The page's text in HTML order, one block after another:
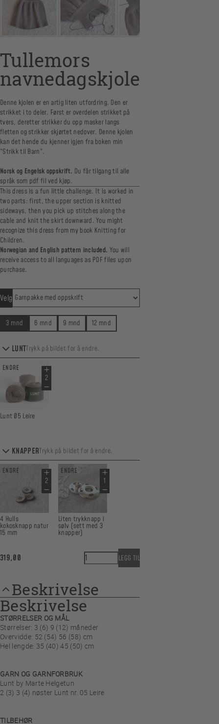
Tullemors
navnedagskjole
Denne kjolen er en artig liten utfordring. Den er
strikket i to deler. Først er overdelen strikket på
tvers, deretter strikker du opp masker langs
fletten og strikker skjørtet nedover. Denne kjolen
kan det hende du kjenner igjen fra boken min
“Strikk til Barn”.
Norsk og Engelsk oppskrift. Du får tilgang til alle
språk som pdf fil ved kjøp.
This dress is a fun little challenge. It is worked in
two parts: first, the upper section is knitted
sideways, then you pick up stitches along the
cable and knit the skirt downward. You might
recognize this dress from my book Knitting for
Children.
Norwegian and English pattern included. You will
receive access to all languages as PDF files upon
purchase.
Velg
3 mnd 6 mnd 9 mnd 12 mnd
LUNTTrykk på bildet for å endre.
ENDRE
Lunt 05 Leire
KNAPPERTrykk på bildet for å endre.
ENDRE
4 Hulls
kokosknapp natur
15 mm
ENDRE
Liten trykknapp i
sølv (sett med 3
knapper)
319,00 Tullemors navnedagskjole antall
LEGG TIL
Beskrivelse
Beskrivelse
STØRRELSER OG MÅL
Størrelser: 3 (6) 9 (12) måneder
Overvidde: 52 (54) 56 (58) cm
Hel lengde: 35 (40) 45 (50) cm
GARN OG GARNFORBRUK
Lunt by Marte Helgetun
2 (3) 3 (4) nøster Lunt nr. 05 Leire
TILBEHØR